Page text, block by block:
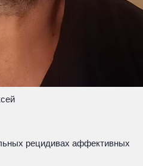
рецидивах аффективных